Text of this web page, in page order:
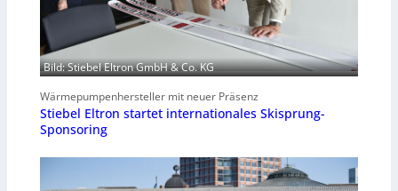
Bild: Stiebel Eltron GmbH & Co. KG
Wärmepumpenhersteller mit neuer Präsenz
Stiebel Eltron startet internationales Skisprung-
Sponsoring